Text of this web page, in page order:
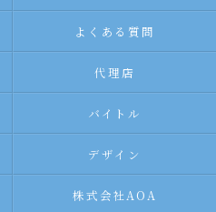
よくある質問
代理店
バイトル
デザイン
株式会社AOA